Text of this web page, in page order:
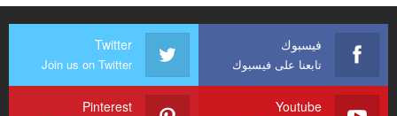
فيسبوك
تابعنا على فيسبوك
Twitter
Join us on Twitter
Youtube
Pinterest